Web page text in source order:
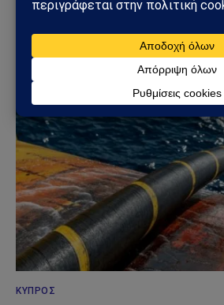
ΔΕΙΤΕ ΕΠΙΣΗΣ →
ΚΎΠΡΟΣ